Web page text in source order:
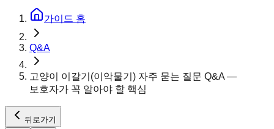
가이드 홈
Q&A
고양이 이갈기(이악물기) 자주 묻는 질문 Q&A —
보호자가 꼭 알아야 할 핵심
뒤로가기